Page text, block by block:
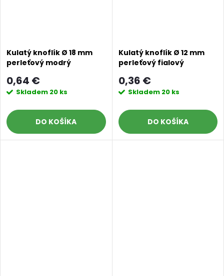
Kulatý knoflík Ø 18 mm
perleťový modrý
0,64 €
Skladem 20 ks
DO KOŠÍKA
Kulatý knoflík Ø 12 mm
perleťový fialový
0,36 €
Skladem 20 ks
DO KOŠÍKA